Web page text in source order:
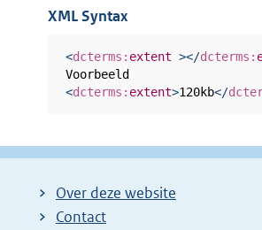
XML Syntax
<dcterms: extent ></dcterms:
<dcterms: extent>120kb</
Over deze website
Contact